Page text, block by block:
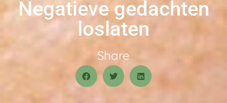
Negatieve gedachten
loslaten
Share